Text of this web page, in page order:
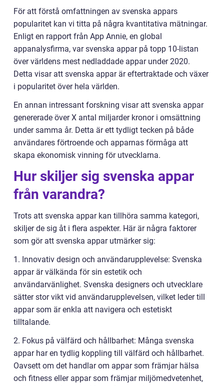
För att förstå omfattningen av svenska appars
popularitet kan vi titta på några kvantitativa mätningar.
Enligt en rapport från App Annie, en global
appanalysfirma, var svenska appar på topp 10-listan
över världens mest nedladdade appar under 2020.
Detta visar att svenska appar är eftertraktade och växer
i popularitet över hela världen.
En annan intressant forskning visar att svenska appar
genererade över X antal miljarder kronor i omsättning
under samma år. Detta är ett tydligt tecken på både
användares förtroende och apparnas förmåga att
skapa ekonomisk vinning för utvecklarna.
Hur skiljer sig svenska appar
från varandra?
Trots att svenska appar kan tillhöra samma kategori,
skiljer de sig åt i flera aspekter. Här är några faktorer
som gör att svenska appar utmärker sig:
1. Innovativ design och användarupplevelse: Svenska
appar är välkända för sin estetik och
användarvänlighet. Svenska designers och utvecklare
sätter stor vikt vid användarupplevelsen, vilket leder till
appar som är enkla att navigera och estetiskt
tilltalande.
2. Fokus på välfärd och hållbarhet: Många svenska
appar har en tydlig koppling till välfärd och hållbarhet.
Oavsett om det handlar om appar som främjar hälsa
och fitness eller appar som främjar miljömedvetenhet,